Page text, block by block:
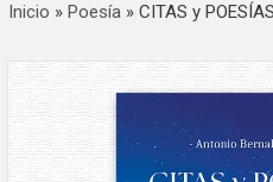
Inicio » Poesía» CITAS y POESÍAS